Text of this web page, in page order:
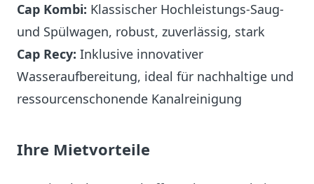
Cap Kombi: Klassischer Hochleistungs-Saug-
und Spülwagen, robust, zuverlässig, stark
Cap Recy: Inklusive innovativer
Wasseraufbereitung, ideal für nachhaltige und
ressourcenschonende Kanalreinigung
Ihre Mietvorteile